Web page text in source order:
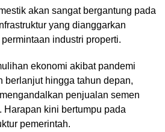
akan sangat bergantung pada
yang dianggarkan
industri properti.
ekonomi akibat pandemi
berlanjut hingga tahun depan,
penjualan semen
Harapan kini bertumpu pada
pemerintah.